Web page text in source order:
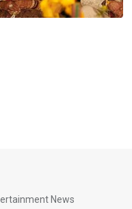
News